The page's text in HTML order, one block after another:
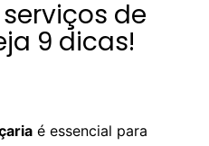
de
9 dicas!
é essencial para